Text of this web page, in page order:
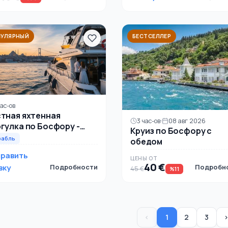
ов
яхтенная
по Босфору -
на заказ для
Подробности
БЕСТСЕЛЛЕР
3 час-ов 08 авг 2026
Круиз по Босфору с
обедом
ЦЕНЫ ОТ
45 €40 € %11
‹ 1 2 3 ›